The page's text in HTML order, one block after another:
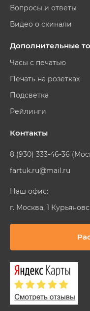
Вопросы и ответы
Видео о скинали
Дополнительные
Часы с печатью
Печать на розетках
Подсветка
Рейлинги
Контакты
8 (930) 333-46-36
fartuk.ru@mail.ru
Наш офис:
г. Москва, 1